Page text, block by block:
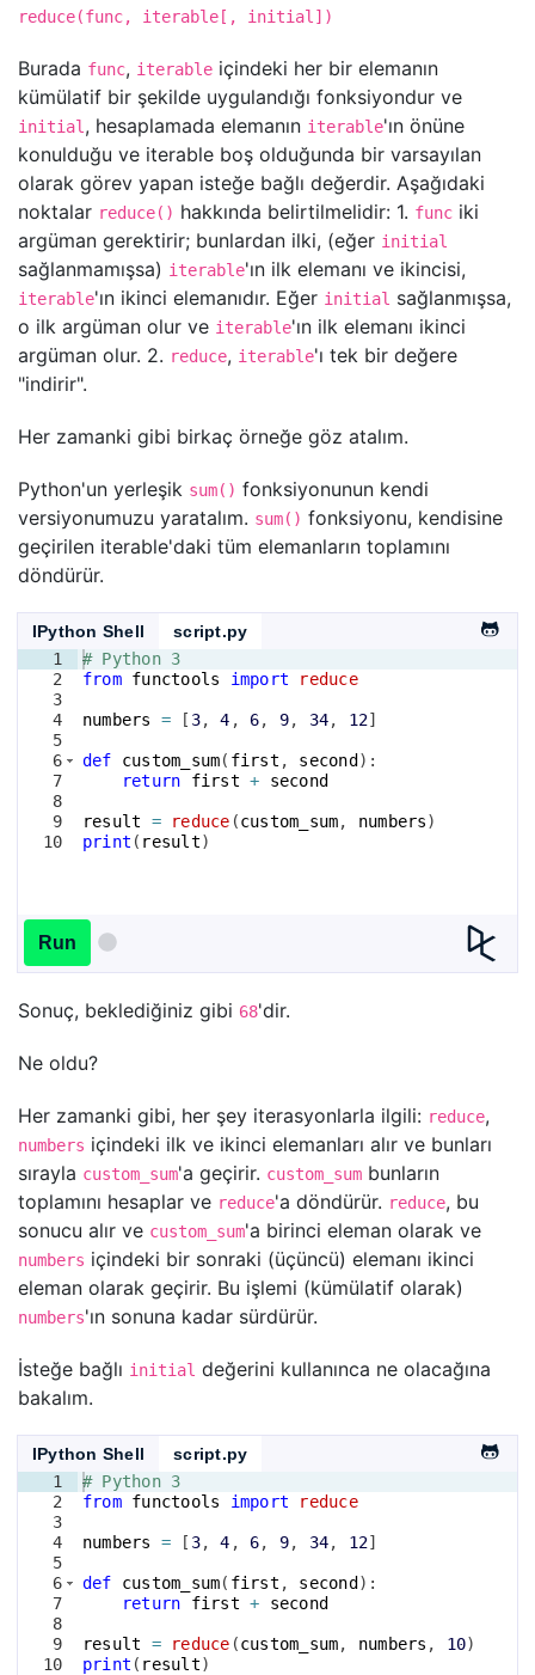
reduce(func, iterable[, initial])
Burada func, iterable içindeki her bir elemanın
kümülatif bir şekilde uygulandığı fonksiyondur ve
initial , hesaplamada elemanın iterable'ın önüne
konulduğu ve iterable boş olduğunda bir varsayılan
olarak görev yapan isteğe bağlı değerdir. Aşağıdaki
noktalar reduce() hakkında belirtilmelidir: 1. func iki
argüman gerektirir; bunlardan ilki, (eğer initial
sağlanmamışsa) iterable'ın ilk elemanı ve ikincisi,
iterable'ın ikinci elemanıdır. Eğer initial sağlanmışsa,
o ilk argüman olur ve iterable'ın ilk elemanı ikinci
argüman olur. 2. reduce, iterable'ı tek bir değere
"indirir".
Her zamanki gibi birkaç örneğe göz atalım.
Python'un yerleşik sum() fonksiyonunun kendi
versiyonumuzu yaratalım. sum() fonksiyonu, kendisine
geçirilen iterable'daki tüm elemanların toplamını
döndürür.
IPython Shell
script.py
1
2
3
4
5
6
7
8
9
10
# Python 3
from functools import reduce
numbers = [ 3, 4 , 6, 9, 34, 12]
def custom_sum( first , second ) :
return
first + second
result = reduce (custom_sum, numbers)
print ( result)
Run
Sonuç, beklediğiniz gibi 68'dir.
Ne oldu?
Her zamanki gibi, her şey iterasyonlarla ilgili: reduce,
numbers içindeki ilk ve ikinci elemanları alır ve bunları
sırayla custom_sum'a geçirir. custom_sum bunların
toplamını hesaplar ve reduce'a döndürür. reduce, bu
sonucu alır ve custom_sum'a birinci eleman olarak ve
numbers içindeki bir sonraki (üçüncü) elemanı ikinci
eleman olarak geçirir. Bu işlemi (kümülatif olarak)
numbers'ın sonuna kadar sürdürür.
İsteğe bağlı initial değerini kullanınca ne olacağına
bakalım.
IPython Shell
script.py
1
2
3
4
5
6
7
8
9
10
# Python 3
from functools import reduce
numbers = [ 3, 4 , 6, 9, 34, 12]
def custom_sum( first , second ) :
return
first + second
result = reduce (custom_sum, numbers , 10)
print ( result)